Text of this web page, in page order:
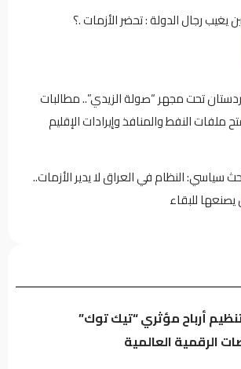
يغيب رجال الدولة : تحضر الأزمات .؟
تحت مجهر “صولة الزيدي”.. مطالبات
ملفات النفط والمنافذ وإيرادات الإقليم
سياسي: النظام في العراق لا يدير الأزمات..
يصنعها للبقاء
الكتل السياسية تتجه لدعم محدود
للحكومة خشية تعاظم نفوذها
أرباح مؤثري “تيك توك”
الرقمية العالمية